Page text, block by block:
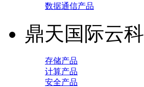
数据通信产品
鼎天国际云科
存储产品
计算产品
安全产品